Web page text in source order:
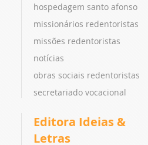
hospedagem santo afonso
missionários redentoristas
missões redentoristas
notícias
obras sociais redentoristas
secretariado vocacional
Editora Ideias &
Letras